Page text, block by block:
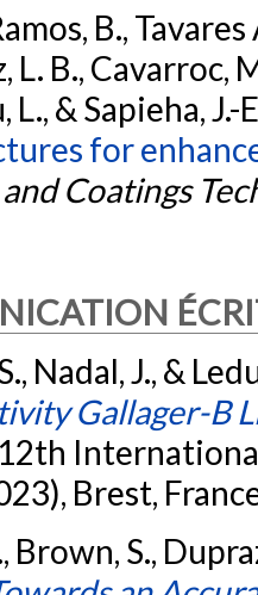
B., Tavares
L. B., Cavarroc,
& Sapieha, J.-
for
Coatings
Nadal, J., &
Gallager-B
Brest,
Brown, S.,